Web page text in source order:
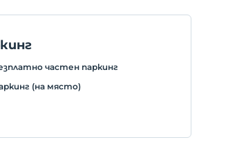
частен паркинг
(на място)